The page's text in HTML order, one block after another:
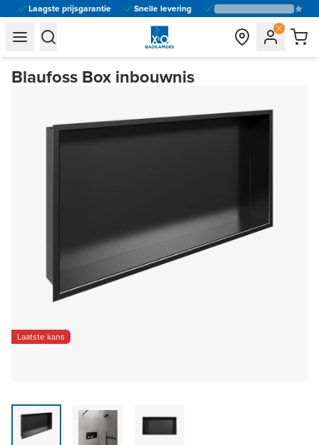
Laagste prijsgarantie Snelle levering
general.navigation.toggle_menu.label
general.navigation.toggle_menu.label
Blaufoss Box inbouwnis
Laatste kans